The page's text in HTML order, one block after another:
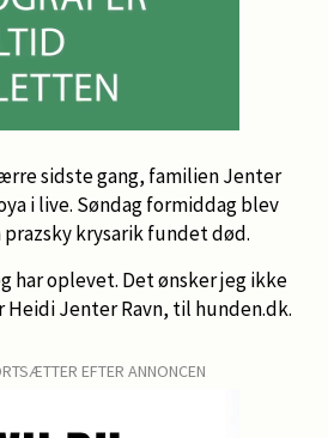
sidste gang, familien Jenter
i live. Søndag formiddag blev
krysarik fundet død.
har oplevet. Det ønsker jeg ikke
Heidi Jenter Ravn, til hunden.dk.
EFTER ANNONCEN